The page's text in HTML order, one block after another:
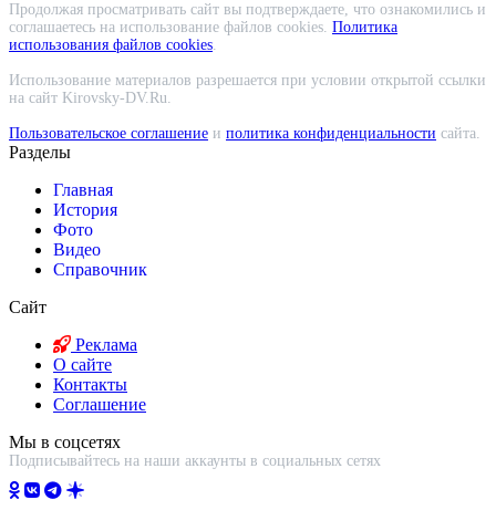
Продолжая просматривать сайт вы подтверждаете, что ознакомились и
соглашаетесь на использование файлов cookies. Политика
использования файлов cookies.
Использование материалов разрешается при условии открытой ссылки
на сайт Kirovsky-DV.Ru.
Пользовательское соглашение и политика конфиденциальности сайта.
Разделы
Главная
История
Фото
Видео
Справочник
Сайт
Реклама
О сайте
Контакты
Соглашение
Мы в соцсетях
Подписывайтесь на наши аккаунты в социальных сетях